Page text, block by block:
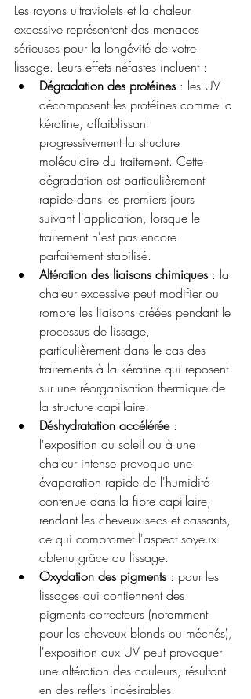
Les rayons ultraviolets et la chaleur
excessive représentent des menaces
sérieuses pour la longévité de votre
lissage. Leurs effets néfastes incluent :
Dégradation des protéines : les UV
décomposent les protéines comme la
kératine, affaiblissant
progressivement la structure
moléculaire du traitement. Cette
dégradation est particulièrement
rapide dans les premiers jours
suivant l'application, lorsque le
traitement n'est pas encore
parfaitement stabilisé.
Altération des liaisons chimiques : la
chaleur excessive peut modifier ou
rompre les liaisons créées pendant le
processus de lissage,
particulièrement dans le cas des
traitements à la kératine qui reposent
sur une réorganisation thermique de
la structure capillaire.
Déshydratation accélérée :
l'exposition au soleil ou à une
chaleur intense provoque une
évaporation rapide de l'humidité
contenue dans la fibre capillaire,
rendant les cheveux secs et cassants,
ce qui compromet l'aspect soyeux
obtenu grâce au lissage.
Oxydation des pigments : pour les
lissages qui contiennent des
pigments correcteurs (notamment
pour les cheveux blonds ou méchés),
l'exposition aux UV peut provoquer
une altération des couleurs, résultant
en des reflets indésirables.